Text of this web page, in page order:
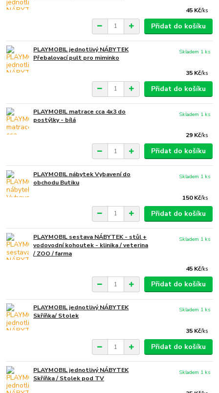
45 Kč/ks
Přidat do košíku
PLAYMOBIL jednotlivý NÁBYTEK
Přebalovací pult pro miminko
35 Kč/ks
Skladem 1 ks
Přidat do košíku
PLAYMOBIL matrace cca 4x3 do
postýlky - bílá
29 Kč/ks
Skladem 1 ks
Přidat do košíku
PLAYMOBIL nábytek Vybavení do
obchodu Butiku
150 Kč/ks
Skladem 1 ks
Přidat do košíku
PLAYMOBIL sestava NÁBYTEK - stůl +
vodovodní kohoutek - klinika / veterina
/ ZOO / farma
45 Kč/ks
Skladem 1 ks
Přidat do košíku
PLAYMOBIL jednotlivý NÁBYTEK
Skříňka/ Stolek
35 Kč/ks
Skladem 1 ks
Přidat do košíku
PLAYMOBIL jednotlivý NÁBYTEK
Skříňka / Stolek pod TV
Skladem 1 ks